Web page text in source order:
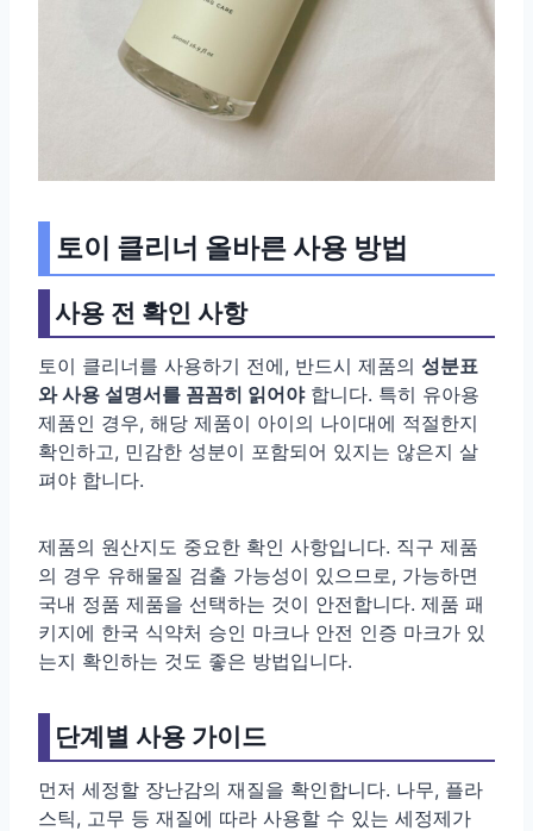
토이 클리너 올바른 사용 방법
사용 전 확인 사항
토이 클리너를 사용하기 전에, 반드시 제품의 성분표
와 사용 설명서를 꼼꼼히 읽어야합니다. 특히 유아용
제품인 경우, 해당 제품이 아이의 나이대에 적절한지
확인하고, 민감한 성분이 포함되어 있지는 않은지 살
펴야 합니다.
제품의 원산지도 중요한 확인 사항입니다. 직구 제품
의 경우 유해물질 검출 가능성이 있으므로, 가능하면
국내 정품 제품을 선택하는 것이 안전합니다. 제품 패
키지에 한국 식약처 승인 마크나 안전 인증 마크가 있
는지 확인하는 것도 좋은 방법입니다.
단계별 사용 가이드
먼저 세정할 장난감의 재질을 확인합니다. 나무, 플라
스틱, 고무 등 재질에 따라 사용할 수 있는 세정제가